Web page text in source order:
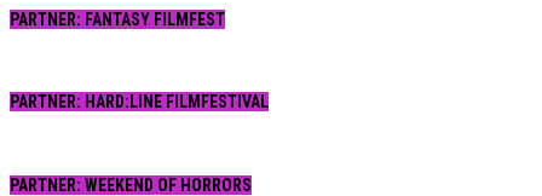
PARTNER: FANTASY FILMFEST
PARTNER: HARD:LINE FILMFESTIVAL
PARTNER: WEEKEND OF HORRORS